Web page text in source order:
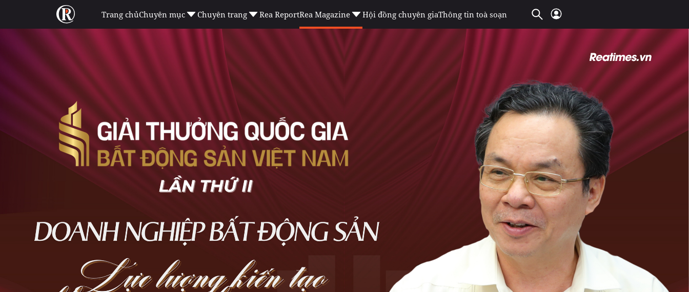
Trang chủChuyên mục Chuyên trang Rea ReportRea Magazine Hội đồng chuyên giaThông tin toà soạn